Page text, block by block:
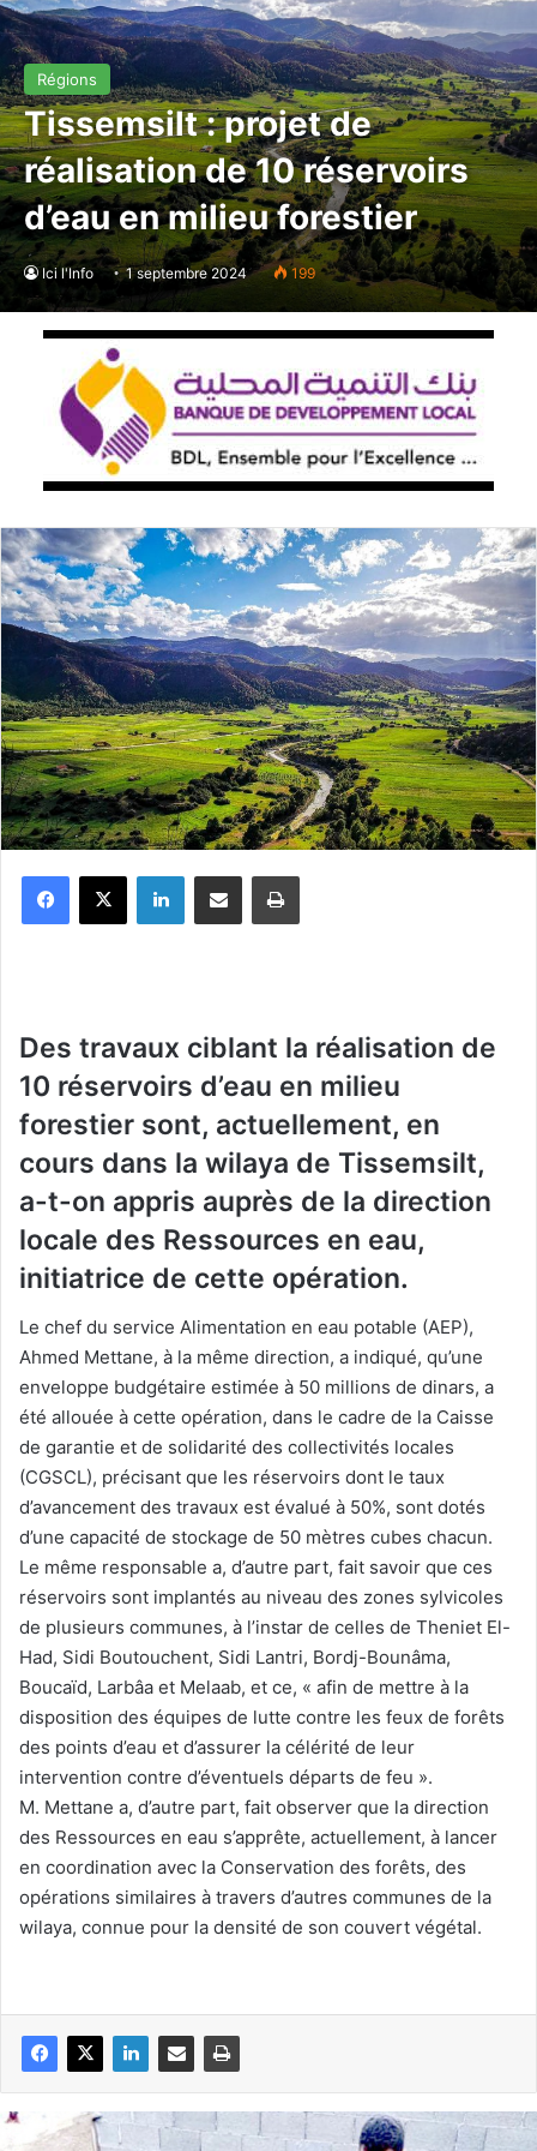
Régions
Tissemsilt : projet de
réalisation de 10 réservoirs
d’eau en milieu forestier
Ici l'Info 1 septembre 2024 199
Des travaux ciblant la réalisation de
10 réservoirs d’eau en milieu
forestier sont, actuellement, en
cours dans la wilaya de Tissemsilt,
a-t-on appris auprès de la direction
locale des Ressources en eau,
initiatrice de cette opération.
Le chef du service Alimentation en eau potable (AEP),
Ahmed Mettane, à la même direction, a indiqué, qu’une
enveloppe budgétaire estimée à 50 millions de dinars, a
été allouée à cette opération, dans le cadre de la Caisse
de garantie et de solidarité des collectivités locales
(CGSCL), précisant que les réservoirs dont le taux
d’avancement des travaux est évalué à 50%, sont dotés
d’une capacité de stockage de 50 mètres cubes chacun.
Le même responsable a, d’autre part, fait savoir que ces
réservoirs sont implantés au niveau des zones sylvicoles
de plusieurs communes, à l’instar de celles de Theniet El-
Had, Sidi Boutouchent, Sidi Lantri, Bordj-Bounâma,
Boucaïd, Larbâa et Melaab, et ce, « afin de mettre à la
disposition des équipes de lutte contre les feux de forêts
des points d’eau et d’assurer la célérité de leur
intervention contre d’éventuels départs de feu ».
M. Mettane a, d’autre part, fait observer que la direction
des Ressources en eau s’apprête, actuellement, à lancer
en coordination avec la Conservation des forêts, des
opérations similaires à travers d’autres communes de la
wilaya, connue pour la densité de son couvert végétal.